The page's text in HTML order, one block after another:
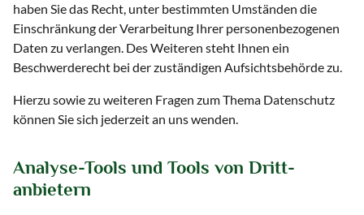
haben Sie das Recht, unter bestimmten Umständen die
Einschränkung der Verarbeitung Ihrer personenbezogenen
Daten zu verlangen. Des Weiteren steht Ihnen ein
Beschwerderecht bei der zuständigen Aufsichtsbehörde zu.
Hierzu sowie zu weiteren Fragen zum Thema Datenschutz
können Sie sich jederzeit an uns wenden.
Analyse-Tools und Tools von Dritt­
anbietern